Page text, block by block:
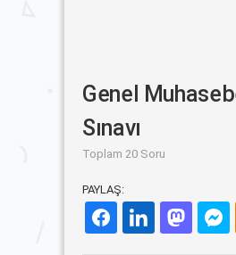
Genel
Sınavı
Toplam 20 Soru
PAYLAŞ: